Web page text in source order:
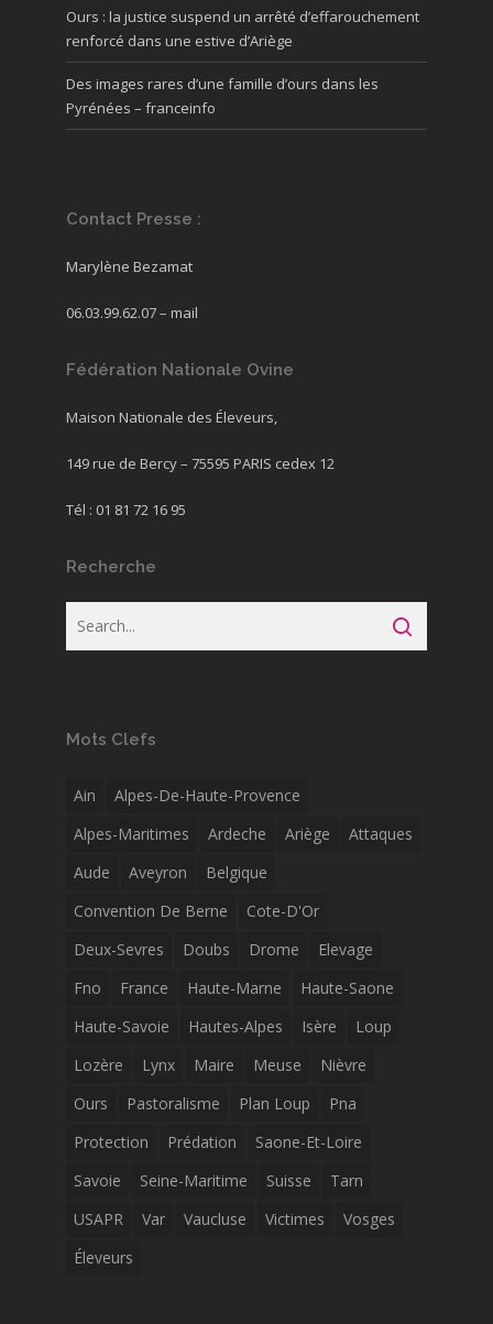
Ours : la justice suspend un arrêté d’effarouchement
renforcé dans une estive d’Ariège
Des images rares d’une famille d’ours dans les
Pyrénées – franceinfo
Contact Presse :
Marylène Bezamat
06.03.99.62.07 – mail
Fédération Nationale Ovine
Maison Nationale des Éleveurs,
149 rue de Bercy – 75595 PARIS cedex 12
Tél : 01 81 72 16 95
Recherche
Mots Clefs
Ain
Alpes-De-Haute-Provence
Alpes-Maritimes
Ardeche Ariège
Attaques
Aude
Aveyron
Belgique
Convention De Berne
Cote-D'Or
Deux-Sevres
Doubs Drome
Elevage
Fno
France Haute-Marne
Haute-Saone
Haute-Savoie
Hautes-Alpes Isère
Loup
Lozère
Lynx Maire Meuse
Nièvre
Ours
Pastoralisme Plan Loup
Pna
Protection
Prédation
Saone-Et-Loire
Savoie
Seine-Maritime Suisse
Tarn
USAPR
Var Vaucluse Victimes
Vosges
Éleveurs